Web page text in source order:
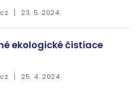
23. 5. 2024
ekologické čistiace
25. 4. 2024